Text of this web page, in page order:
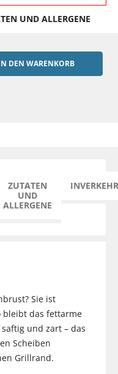
UND ALLERGENE
DEN WARENKORB
ZUTATEN
UND
ALLERGENE
Sie ist
bleibt das fettarme
und zart – das
Scheiben
Grillrand.